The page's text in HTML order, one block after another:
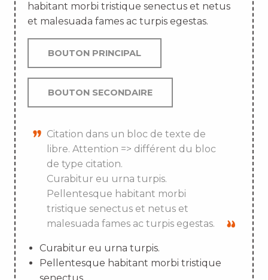
habitant morbi tristique senectus et netus
et malesuada fames ac turpis egestas.
BOUTON PRINCIPAL
BOUTON SECONDAIRE
Citation dans un bloc de texte de
libre. Attention => différent du bloc
de type citation.
Curabitur eu urna turpis.
Pellentesque habitant morbi
tristique senectus et netus et
malesuada fames ac turpis egestas.
Curabitur eu urna turpis.
Pellentesque habitant morbi tristique